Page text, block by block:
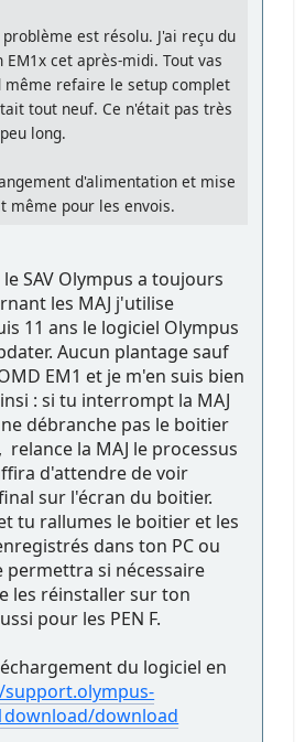
est résolu. J'ai reçu du
cet après-midi. Tout vas
même refaire le setup complet
tout neuf. Ce n'était pas très
long.
d'alimentation et mise
même pour les envois.
SAV Olympus a toujours
les MAJ j'utilise
11 ans le logiciel Olympus
Aucun plantage sauf
EM1 et je m'en suis bien
: si tu interrompt la MAJ
débranche pas le boitier
relance la MAJ le processus
d'attendre de voir
sur l'écran du boitier.
tu rallumes le boitier et les
dans ton PC ou
permettra si nécessaire
les réinstaller sur ton
pour les PEN F.
du logiciel en
download